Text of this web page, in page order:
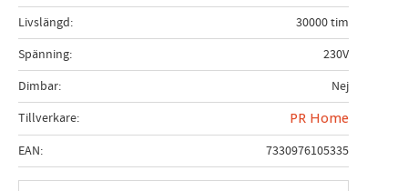
Livslängd
30000 tim
Spänning
230V
Dimbar
Nej
Tillverkare
PR Home
EAN
7330976105335